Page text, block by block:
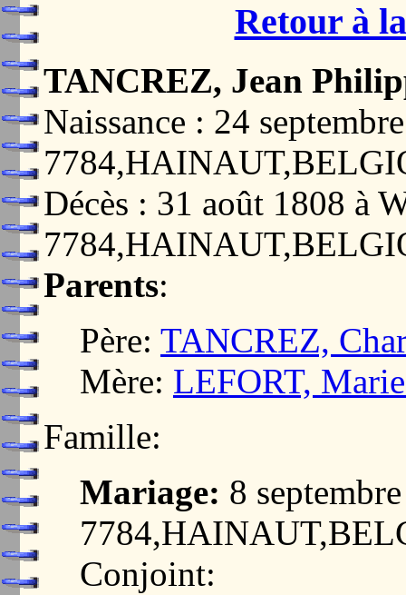
Retour à
TANCREZ, Jean
Naissance : 24
Décès : 31 août 1808 à
Parents:
Père: TANCREZ,
Mère: LEFORT,
Famille:
Mariage: 8
Conjoint: